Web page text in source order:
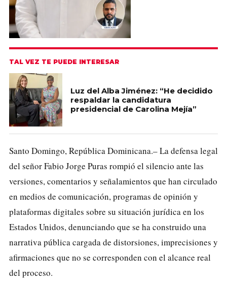
TAL VEZ TE PUEDE INTERESAR
Luz del Alba Jiménez: “He decidido
respaldar la candidatura
presidencial de Carolina Mejía”
Santo Domingo, República Dominicana.– La defensa legal
del señor Fabio Jorge Puras rompió el silencio ante las
versiones, comentarios y señalamientos que han circulado
en medios de comunicación, programas de opinión y
plataformas digitales sobre su situación jurídica en los
Estados Unidos, denunciando que se ha construido una
narrativa pública cargada de distorsiones, imprecisiones y
afirmaciones que no se corresponden con el alcance real
del proceso.